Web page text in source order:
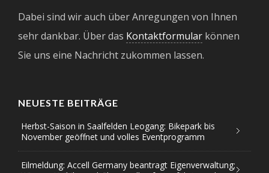
Dabei sind wir auch über Anregungen von Ihnen
sehr dankbar. Über das Kontaktformular können
Sie uns eine Nachricht zukommen lassen.
NEUESTE BEITRÄGE
Herbst-Saison in Saalfelden Leogang: Bikepark bis
November geöffnet und volles Eventprogramm
Eilmeldung: Accell Germany beantragt Eigenverwaltung;